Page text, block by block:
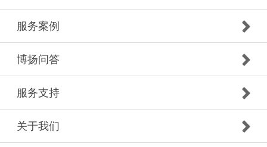
服务案例
博扬问答
服务支持
关于我们